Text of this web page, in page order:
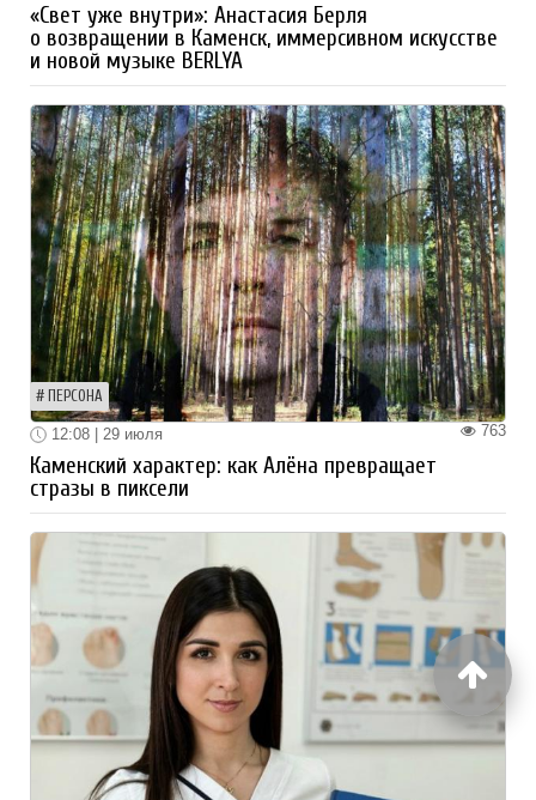
«Свет уже внутри»: Анастасия Берля
о возвращении в Каменск, иммерсивном искусстве
и новой музыке BERLYA
ПЕРСОНА
763
12:08 | 29 июля
Каменский характер: как Алёна превращает
стразы в пиксели